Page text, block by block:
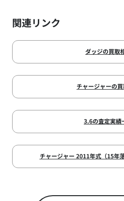
関連リンク
ダッジの買取
チャージャーの
3.6の査定実績
チャージャー 2011年式（15年